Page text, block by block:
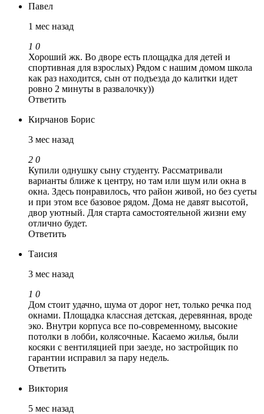
Павел
1 мес назад
1 0
Хороший жк. Во дворе есть площадка для детей и
спортивная для взрослых) Рядом с нашим домом школа
как раз находится, сын от подъезда до калитки идет
ровно 2 минуты в развалочку))
Ответить
Кирчанов Борис
3 мес назад
2 0
Купили однушку сыну студенту. Рассматривали
варианты ближе к центру, но там или шум или окна в
окна. Здесь понравилось, что район живой, но без суеты
и при этом все базовое рядом. Дома не давят высотой,
двор уютный. Для старта самостоятельной жизни ему
отлично будет.
Ответить
Таисия
3 мес назад
1 0
Дом стоит удачно, шума от дорог нет, только речка под
окнами. Площадка классная детская, деревянная, вроде
эко. Внутри корпуса все по-современному, высокие
потолки в лобби, колясочные. Касаемо жилья, были
косяки с вентиляцией при заезде, но застройщик по
гарантии исправил за пару недель.
Ответить
Виктория
5 мес назад